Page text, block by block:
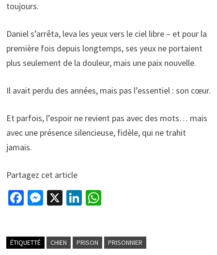
toujours.
Daniel s’arrêta, leva les yeux vers le ciel libre – et pour la
première fois depuis longtemps, ses yeux ne portaient
plus seulement de la douleur, mais une paix nouvelle.
Il avait perdu des années, mais pas l’essentiel : son cœur.
Et parfois, l’espoir ne revient pas avec des mots… mais
avec une présence silencieuse, fidèle, qui ne trahit
jamais.
Partagez cet article
Fa
o
M
n
X Li
dI
W
sA
ÉTIQUETTÉ CHIEN PRISON PRISONNIER